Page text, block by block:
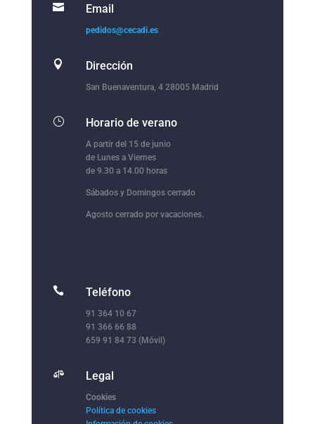
 Email
pedidos@cecadi.es
 Dirección
San Buenaventura, 4 28005 Madrid
} Horario de verano
A partir del 15 de junio
de Lunes a Viernes
de 9.30 a 14.00 horas
Sábados y Domingos cerrado
Agosto cerrado por vacaciones.
 Teléfono
91 364 10 67
91 366 66 88
659 91 84 73 (Móvil)
 Legal
Cookies
Política de cookies